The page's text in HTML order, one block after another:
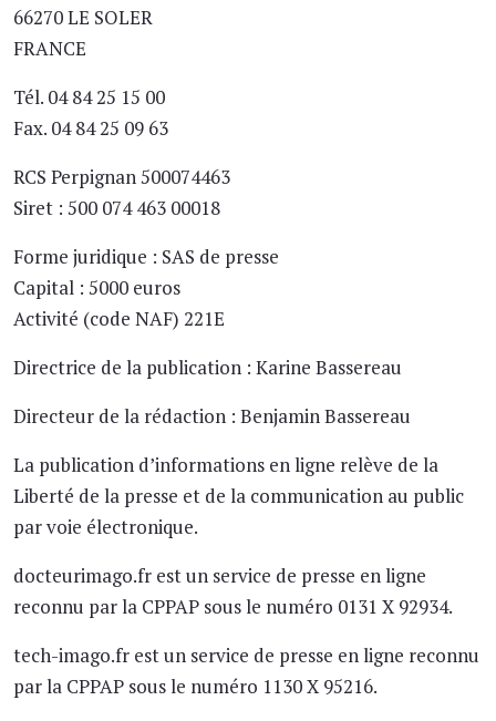
66270 LE SOLER
FRANCE
Tél. 04 84 25 15 00
Fax. 04 84 25 09 63
RCS Perpignan 500074463
Siret : 500 074 463 00018
Forme juridique : SAS de presse
Capital : 5000 euros
Activité (code NAF) 221E
Directrice de la publication : Karine Bassereau
Directeur de la rédaction : Benjamin Bassereau
La publication d’informations en ligne relève de la
Liberté de la presse et de la communication au public
par voie électronique.
docteurimago.fr est un service de presse en ligne
reconnu par la CPPAP sous le numéro 0131 X 92934.
tech-imago.fr est un service de presse en ligne reconnu
par la CPPAP sous le numéro 1130 X 95216.